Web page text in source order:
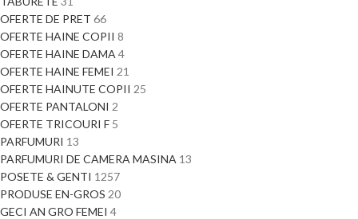
OFERTE DE PRET 66
OFERTE HAINE COPII 8
OFERTE HAINE DAMA 4
OFERTE HAINE FEMEI 21
OFERTE HAINUTE COPII 25
OFERTE PANTALONI 2
OFERTE TRICOURI F 5
PARFUMURI 13
PARFUMURI DE CAMERA MASINA 13
POSETE & GENTI 1257
PRODUSE EN-GROS 20
GECI AN GRO FEMEI 4